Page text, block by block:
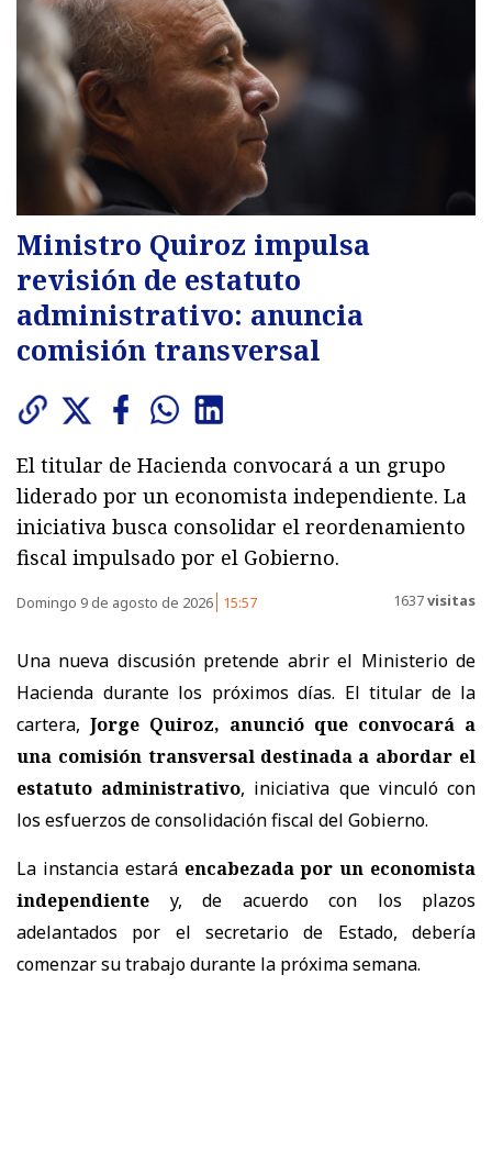
Ministro Quiroz impulsa
revisión de estatuto
administrativo: anuncia
comisión transversal
El titular de Hacienda convocará a un grupo
liderado por un economista independiente. La
iniciativa busca consolidar el reordenamiento
fiscal impulsado por el Gobierno.
Domingo 9 de agosto de 2026 15:57 1637visitas
Una nueva discusión pretende abrir el Ministerio de
Hacienda durante los próximos días. El titular de la
cartera, Jorge Quiroz, anunció que convocará a
una comisión transversal destinada a abordar el
estatuto administrativo, iniciativa que vinculó con
los esfuerzos de consolidación fiscal del Gobierno.
La instancia estará encabezada por un economista
independiente y, de acuerdo con los plazos
adelantados por el secretario de Estado, debería
comenzar su trabajo durante la próxima semana.